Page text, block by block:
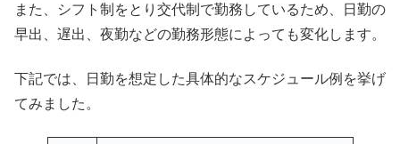
また、シフト制をとり交代制で勤務しているため、日勤の
早出、遅出、夜勤などの勤務形態によっても変化します。
下記では、日勤を想定した具体的なスケジュール例を挙げ
てみました。